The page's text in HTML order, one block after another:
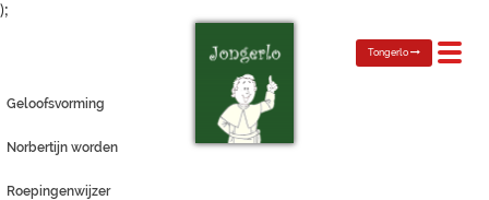
);
Toggle
Tongerlo
Geloofsvorming
Norbertijn worden
Roepingenwijzer